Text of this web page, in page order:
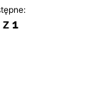
z 1